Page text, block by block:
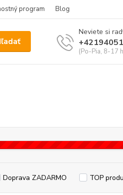
program Blog
Neviete si
(Po-Pia, 8-17
Doprava ZADARMO TOP